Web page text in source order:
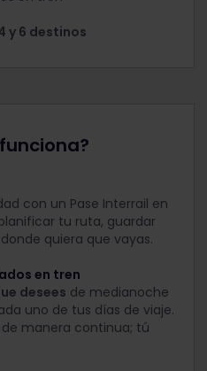
y 6 destinos
con un Pase Interrail en
tu ruta, guardar
quiera que vayas.
en tren
desees de medianoche
uno de tus días de viaje.
manera continua; tú